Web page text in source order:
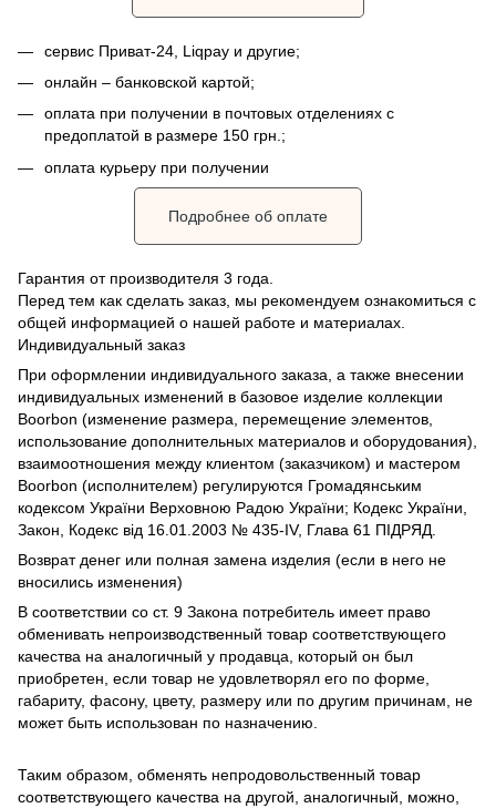
сервис Приват-24, Liqpay и другие;
онлайн – банковской картой;
оплата при получении в почтовых отделениях с
предоплатой в размере 150 грн.;
оплата курьеру при получении
Подробнее об оплате
Гарантия от производителя 3 года.
Перед тем как сделать заказ, мы рекомендуем ознакомиться с
общей информацией о нашей работе и материалах.
Индивидуальный заказ
При оформлении индивидуального заказа, а также внесении
индивидуальных изменений в базовое изделие коллекции
Boorbon (изменение размера, перемещение элементов,
использование дополнительных материалов и оборудования),
взаимоотношения между клиентом (заказчиком) и мастером
Boorbon (исполнителем) регулируются Громадянським
кодексом України Верховною Радою України; Кодекс України,
Закон, Кодекс від 16.01.2003 № 435-IV, Глава 61 ПІДРЯД.
Возврат денег или полная замена изделия (если в него не
вносились изменения)
В соответствии со ст. 9 Закона потребитель имеет право
обменивать непроизводственный товар соответствующего
качества на аналогичный у продавца, который он был
приобретен, если товар не удовлетворял его по форме,
габариту, фасону, цвету, размеру или по другим причинам, не
может быть использован по назначению.
Таким образом, обменять непродовольственный товар
соответствующего качества на другой, аналогичный, можно,